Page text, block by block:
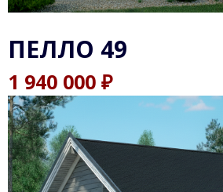
ПЕЛЛО 49
1 940 000 ₽